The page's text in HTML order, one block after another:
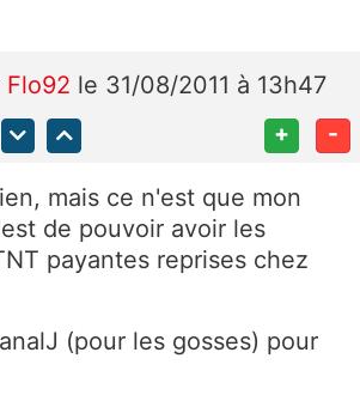
Flo92 le 31/08/2011 à 13h47
+ -
mais ce n'est que mon
de pouvoir avoir les
payantes reprises chez
(pour les gosses) pour